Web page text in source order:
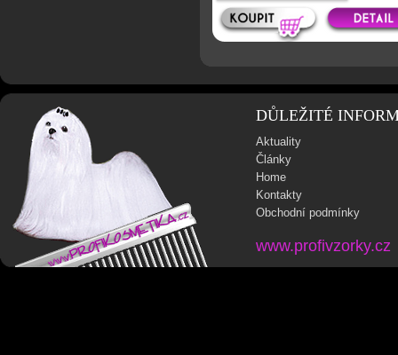
DŮLEŽITÉ
Aktuality
Články
Home
Kontakty
Obchodní podmínky
www.profivzorky.cz